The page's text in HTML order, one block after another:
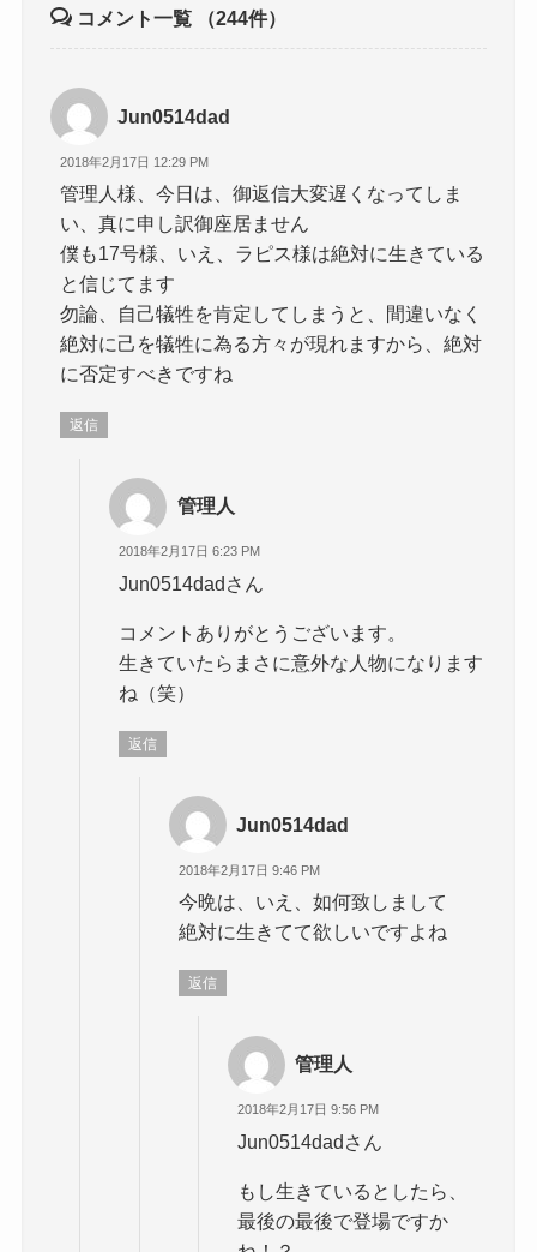
コメント一覧 （244件）
Jun0514dad
2018年2月17日 12:29 PM
管理人様、今日は、御返信大変遅くなってしま
い、真に申し訳御座居ません
僕も17号様、いえ、ラピス様は絶対に生きている
と信じてます
勿論、自己犠牲を肯定してしまうと、間違いなく
絶対に己を犠牲に為る方々が現れますから、絶対
に否定すべきですね
返信
管理人
2018年2月17日 6:23 PM
Jun0514dadさん
コメントありがとうございます。
生きていたらまさに意外な人物になります
ね（笑）
返信
Jun0514dad
2018年2月17日 9:46 PM
今晩は、いえ、如何致しまして
絶対に生きてて欲しいですよね
返信
管理人
2018年2月17日 9:56 PM
Jun0514dadさん
もし生きているとしたら、
最後の最後で登場ですか